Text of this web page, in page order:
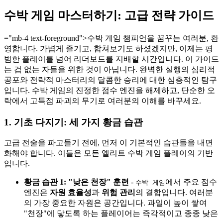
수박 게임 마스터하기: 고급 전략 가이드
="mb-4 text-foreground">수박 게임 챔피언을 꿈꾸는 여러분, 환
영합니다. 가볍게 즐기고, 합쳐보기도 하셨겠지만, 이제는 평
범한 플레이를 넘어 리더보드를 지배할 시간입니다. 이 가이드
는 겁 없는 자들을 위한 것이 아닙니다. 완벽한 실행의 심리적
공포와 전략적 마스터리의 달콤한 승리에 대한 심층적인 탐구
입니다. 수박 게임의 진정한 점수 엔진을 해제하고, 단순한 오
락에서 고득점 파괴의 무기로 여러분의 이해를 바꾸세요.
1. 기초 다지기: 세 가지 황금 습관
고급 전술을 파고들기 전에, 먼저 이 기본적인 습관들을 내면
화해야 합니다. 이들은 모든 엘리트 수박 게임 플레이의 기반
입니다.
황금 습관 1: "낮은 천장" 훈련 - 수박 게임 에서 주요 점수
엔진은 자원 효율성과 위험 관리 의 결합입니다. 여러분
의 가장 중요한 자원은 공간입니다. 과일이 높이 쌓여
"천장"에 닿도록 하는 플레이어는 즉각적이고 종종 낮은